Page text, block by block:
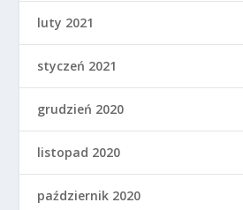
luty 2021
styczeń 2021
grudzień 2020
listopad 2020
październik 2020